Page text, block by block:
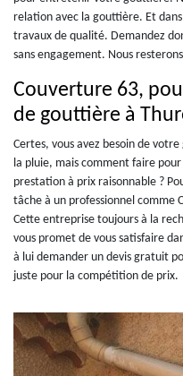
relation avec la gouttière. Et dans
travaux de qualité. Demandez
sans engagement. Nous
Couverture 63,
de gouttière à
Certes, vous avez besoin de
la pluie, mais comment faire
prestation à prix raisonnable ?
tâche à un professionnel comme
Cette entreprise toujours à la
vous promet de vous satisfaire
à lui demander un devis gratuit
juste pour la compétition de prix.